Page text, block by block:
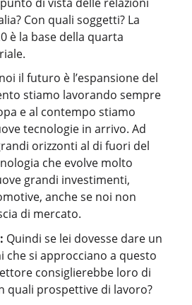
Con quali soggetti? La
è la base della quarta
il futuro è l’espansione del
stiamo lavorando sempre
e al contempo stiamo
tecnologie in arrivo. Ad
orizzonti al di fuori del
che evolve molto
grandi investimenti,
anche se noi non
di mercato.
Quindi se lei dovesse dare un
che si approcciano a questo
consiglierebbe loro di
quali prospettive di lavoro?